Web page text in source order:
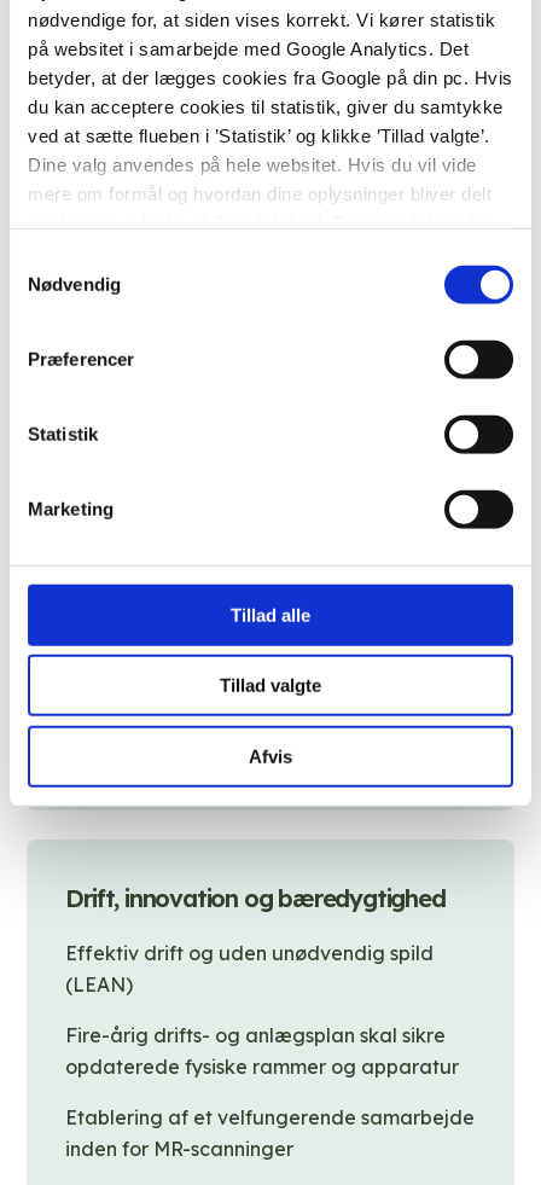
nødvendige for, at siden vises korrekt. Vi kører statistik
på websitet i samarbejde med Google Analytics. Det
betyder, at der lægges cookies fra Google på din pc. Hvis
du kan acceptere cookies til statistik, giver du samtykke
ved at sætte flueben i ’Statistik’ og klikke ’Tillad valgte’.
Dine valg anvendes på hele websitet. Hvis du vil vide
mere om formål og hvordan dine oplysninger bliver delt
i nederste venstre hjørne på websitet.
Nødvendig
Præferencer
Statistik
Marketing
Tillad alle
Tillad valgte
Afvis
debat
Gå forrest i virkeliggørelsen af en national
plan for hjernen.
forskningsprojekter
samt implementering af ny viden
Epilepsihospitalets ‘Clinical Trial Unit’ klar til
flere medicinalafprøvninger
Klart til udvikling og afprøvning af kunstig
Tværfaglig forskning i neurorehabilitering
og social rehabilitering
Drift, innovation og bæredygtighed
Effektiv drift og uden unødvendig spild
(LEAN)
Fire-årig drifts- og anlægsplan skal sikre
opdaterede fysiske rammer og apparatur
Etablering af et velfungerende samarbejde
inden for MR-scanninger